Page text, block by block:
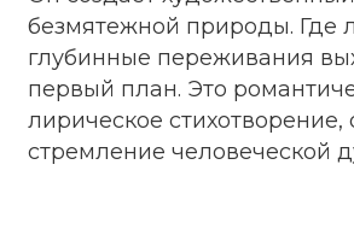
безмятежной природы. Где
глубинные переживания
первый план. Это
лирическое стихотворение,
стремление человеческой